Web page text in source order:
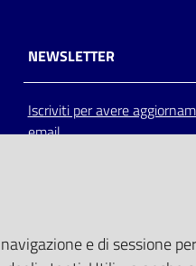
NEWSLETTER
Iscriviti per avere
email
e di sessione